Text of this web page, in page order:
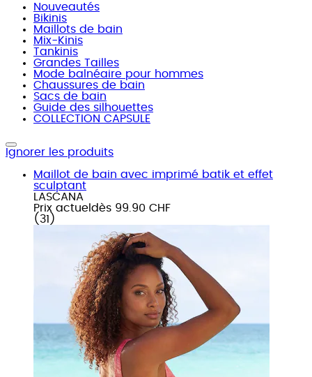
Nouveautés
Bikinis
Maillots de bain
Mix-Kinis
Tankinis
Grandes Tailles
Mode balnéaire pour hommes
Chaussures de bain
Sacs de bain
Guide des silhouettes
COLLECTION CAPSULE
Ignorer les produits
Maillot de bain avec imprimé batik et effet
sculptant
LASCANA
Prix actuel dès 99.90 CHF
( 31 )